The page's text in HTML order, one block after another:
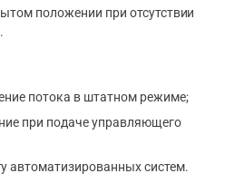
положении при отсутствии
потока в штатном режиме;
при подаче управляющего
автоматизированных систем.